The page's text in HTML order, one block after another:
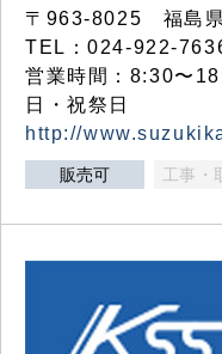
〒963-8025 福島
TEL：024-922-
営業時間：8:30〜
日・祝祭日
http://
販売可 工事・